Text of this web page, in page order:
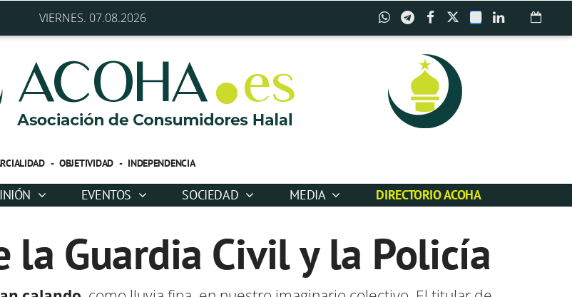
VIERNES. 07.08.2026
- OBJETIVIDAD - INDEPENDENCIA
EVENTOS SOCIEDAD MEDIA DIRECTORIO ACOHA
la Guardia Civil y la Policía